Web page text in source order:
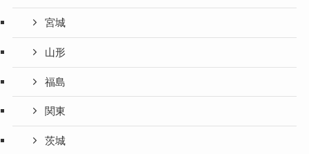
宮城
山形
福島
関東
茨城